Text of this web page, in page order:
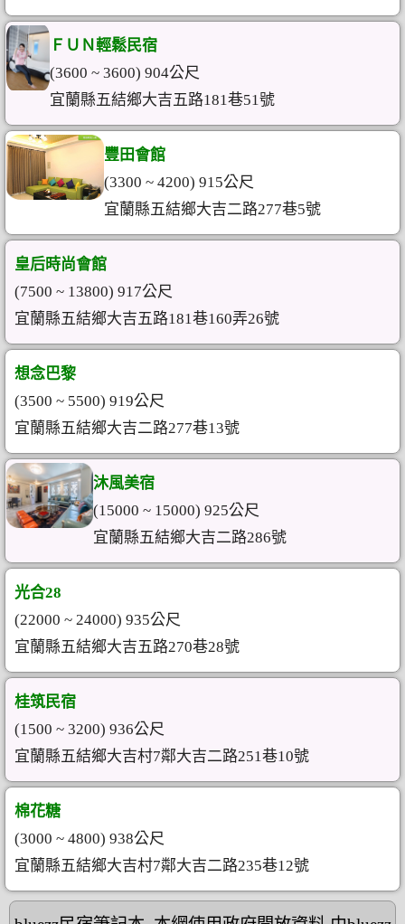
ＦＵＮ輕鬆民宿
(3600 ~ 3600) 904公尺
宜蘭縣五結鄉大吉五路181巷51號
豐田會館
(3300 ~ 4200) 915公尺
宜蘭縣五結鄉大吉二路277巷5號
皇后時尚會館
(7500 ~ 13800) 917公尺
宜蘭縣五結鄉大吉五路181巷160弄26號
想念巴黎
(3500 ~ 5500) 919公尺
宜蘭縣五結鄉大吉二路277巷13號
沐風美宿
(15000 ~ 15000) 925公尺
宜蘭縣五結鄉大吉二路286號
光合28
(22000 ~ 24000) 935公尺
宜蘭縣五結鄉大吉五路270巷28號
桂筑民宿
(1500 ~ 3200) 936公尺
宜蘭縣五結鄉大吉村7鄰大吉二路251巷10號
棉花糖
(3000 ~ 4800) 938公尺
宜蘭縣五結鄉大吉村7鄰大吉二路235巷12號